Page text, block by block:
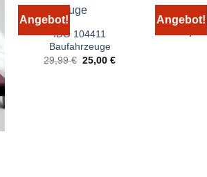
Angebot!
IDO 104411
Baufahrzeuge
29,99€ Ursprünglicher
25,00€Aktueller
Angebot!